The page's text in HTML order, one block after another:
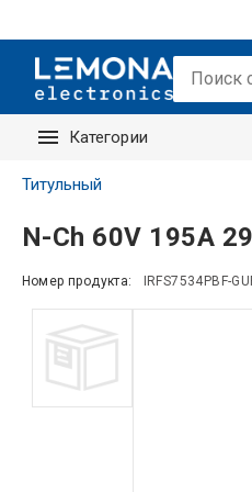
Категории
Запросы
Титульный
N-Ch 60V 195A
Номер продукта: IRFS7534PBF-